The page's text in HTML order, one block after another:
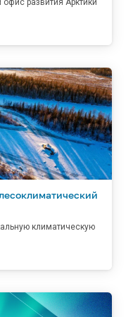
развития Арктики
климатическую